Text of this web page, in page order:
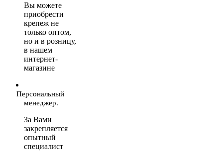
Вы можете
приобрести
крепеж не
только оптом,
но и в розницу,
в нашем
интернет-
магазине
Персональный
менеджер.
За Вами
закрепляется
опытный
специалист